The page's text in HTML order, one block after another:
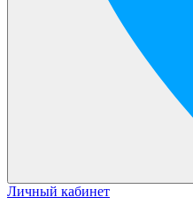
Личный кабинет